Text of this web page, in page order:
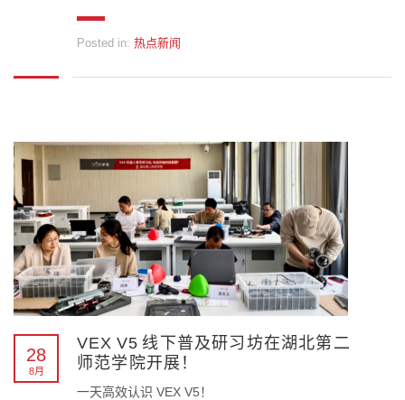
Posted in: 热点新闻
28
8月
VEX V5 线下普及研习坊在湖北第二
师范学院开展！
一天高效认识 VEX V5！